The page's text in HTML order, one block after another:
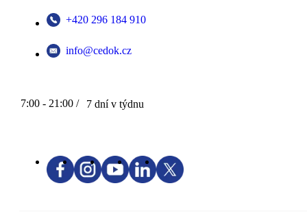
+420 296 184 910
info@cedok.cz
7:00 - 21:00 / 7 dní v týdnu